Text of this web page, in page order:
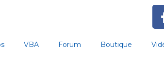
VBA Forum Boutique